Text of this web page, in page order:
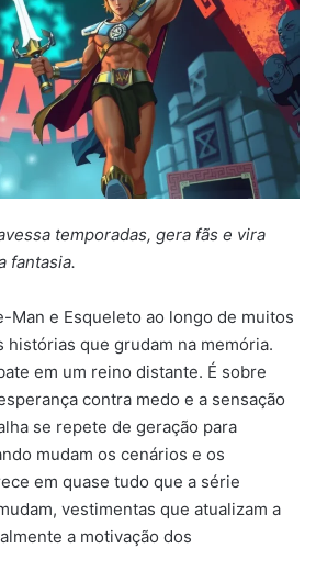
temporadas, gera fãs e vira
fantasia.
Man e Esqueleto ao longo de muitos
histórias que grudam na memória.
em um reino distante. É sobre
contra medo e a sensação
se repete de geração para
mudam os cenários e os
em quase tudo que a série
vestimentas que atualizam a
a motivação dos